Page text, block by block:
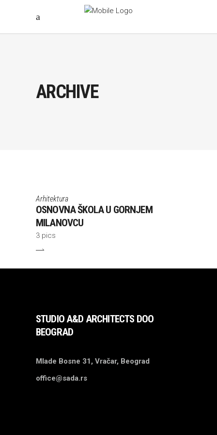
ARCHIVE
Arhitektura
OSNOVNA ŠKOLA U GORNJEM
MILANOVCU
3 pics
STUDIO A&D ARCHITECTS DOO
BEOGRAD
Mlade Bosne 31, Vračar, Beograd
office@sada.rs